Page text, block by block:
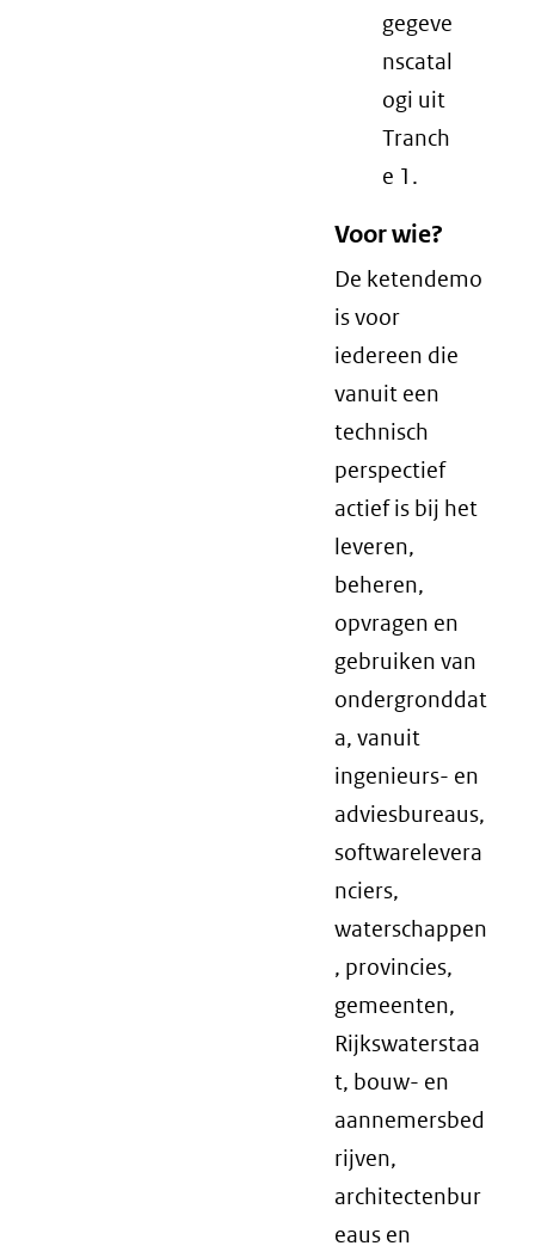
gegeve
nscatal
ogi uit
Tranch
e 1.
Voor wie?
De ketendemo
is voor
iedereen die
vanuit een
technisch
perspectief
actief is bij het
leveren,
beheren,
opvragen en
gebruiken van
ondergronddat
a, vanuit
ingenieurs- en
adviesbureaus,
softwarelevera
nciers,
waterschappen
, provincies,
gemeenten,
Rijkswaterstaa
t, bouw- en
aannemersbed
rijven,
architectenbur
eaus en